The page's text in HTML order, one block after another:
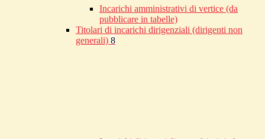
Incarichi amministrativi di vertice (da
pubblicare in tabelle)
Titolari di incarichi dirigenziali (dirigenti non
generali) 8